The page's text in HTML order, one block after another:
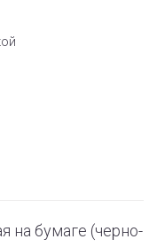
на бумаге (черно-